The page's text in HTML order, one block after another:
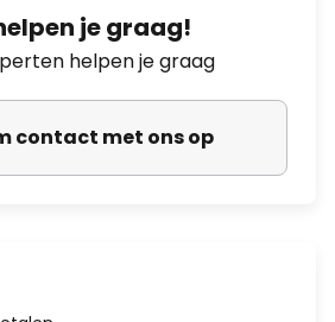
je graag!
helpen je graag
contact met ons op